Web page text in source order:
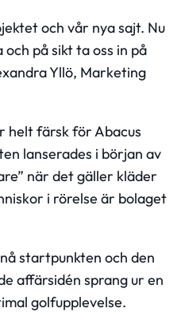
och vår nya sajt. Nu
på sikt ta oss in på
Yllö, Marketing
helt färsk för Abacus
lanserades i början av
när det gäller kläder
i rörelse är bolaget
startpunkten och den
affärsidén sprang ur en
golfupplevelse.